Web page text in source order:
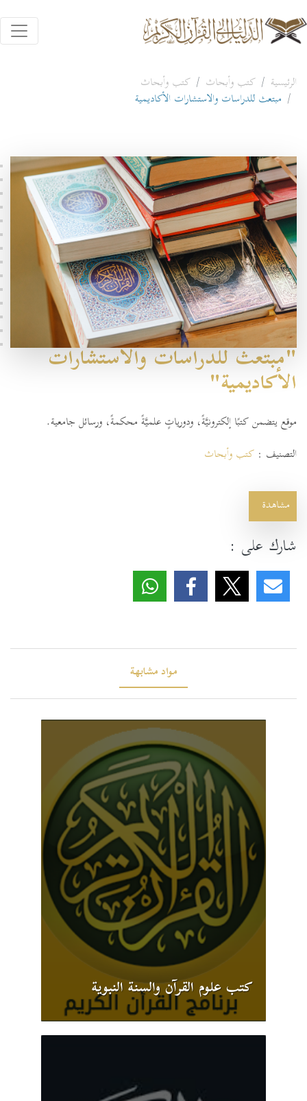
الرئيسية كتب وأبحاث
كتب وأبحاث
مبتعث للدراسات والاستشارات الأكاديمية
"مبتعث للدراسات والاستشارات
الأكاديمية"
موقع يتضمن كتبًا إلكترونيَّةً، ودورياتٍ علميَّةً محكمةً، ورسائل جامعية.
التصنيف : كتب وأبحاث
مشاهدة
شارك على :
مواد مشابهة
كتب علوم القرآن والسنة النبوية